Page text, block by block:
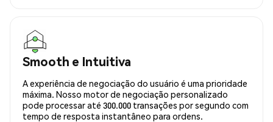
Smooth e Intuitiva
A experiência de negociação do usuário é uma prioridade
máxima. Nosso motor de negociação personalizado
pode processar até 300.000 transações por segundo com
tempo de resposta instantâneo para ordens.